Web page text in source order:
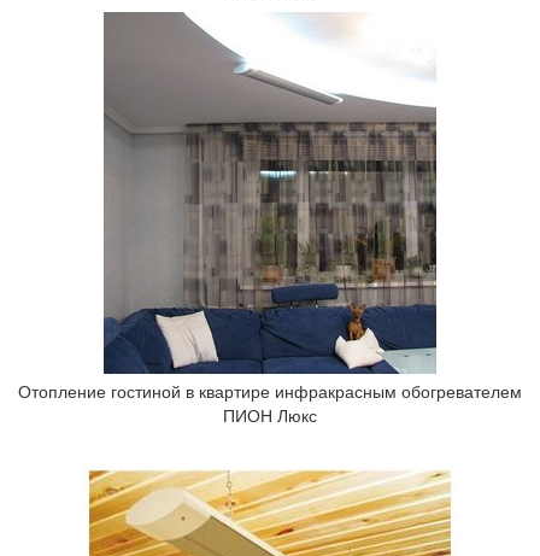
Отопление гостиной в квартире инфракрасным обогревателем
ПИОН Люкс